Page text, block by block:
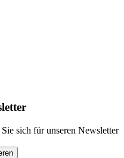
sich für unseren Newsletter